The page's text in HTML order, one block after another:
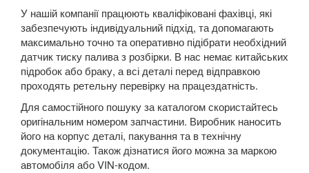
New Beetle (9C1)
New Beetle (5C1)
New Beetle Cabrio (1Y7)
Caddy IV
Eos (1F7, 1F8)
FOX (5Z1)
У нашій компанії працюють кваліфіковані фахівці, які
забезпечують індивідуальний підхід, та допомагають
максимально точно та оперативно підібрати необхідний
датчик тиску палива з розбірки. В нас немає китайських
підробок або браку, а всі деталі перед відправкою
проходять ретельну перевірку на працездатність.
Для самостійного пошуку за каталогом скористайтесь
оригінальним номером запчастини. Виробник наносить
його на корпус деталі, пакування та в технічну
документацію. Також дізнатися його можна за маркою
автомобіля або VIN-кодом.